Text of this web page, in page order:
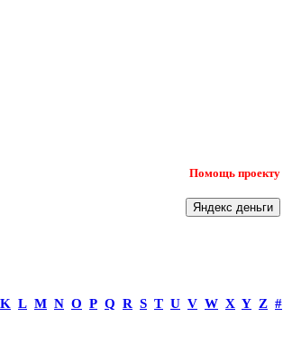
Помощь проекту
K L M N O P Q R S T U V W X Y Z #